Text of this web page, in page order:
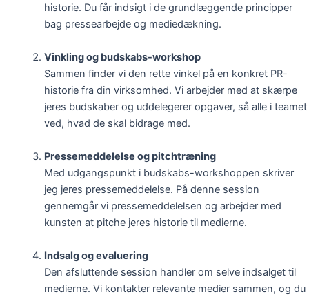
historie. Du får indsigt i de grundlæggende principper
bag pressearbejde og mediedækning.
Vinkling og budskabs-workshop
Sammen finder vi den rette vinkel på en konkret PR-
historie fra din virksomhed. Vi arbejder med at skærpe
jeres budskaber og uddelegerer opgaver, så alle i teamet
ved, hvad de skal bidrage med.
Pressemeddelelse og pitchtræning
Med udgangspunkt i budskabs-workshoppen skriver
jeg jeres pressemeddelelse. På denne session
gennemgår vi pressemeddelelsen og arbejder med
kunsten at pitche jeres historie til medierne.
Indsalg og evaluering
Den afsluttende session handler om selve indsalget til
medierne. Vi kontakter relevante medier sammen, og du